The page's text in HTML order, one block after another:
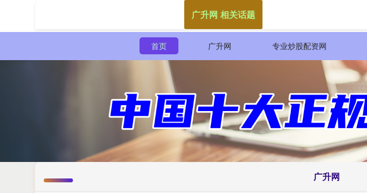
首页 广升网 专业炒股配资网
广升网
广升网 相关话题